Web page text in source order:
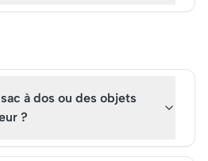
à dos ou des objets
?